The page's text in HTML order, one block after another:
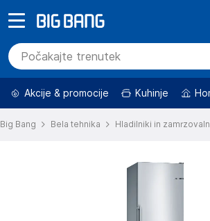
Akcije & promocije Kuhinje
Big Bang Bela tehnika Hladilniki in